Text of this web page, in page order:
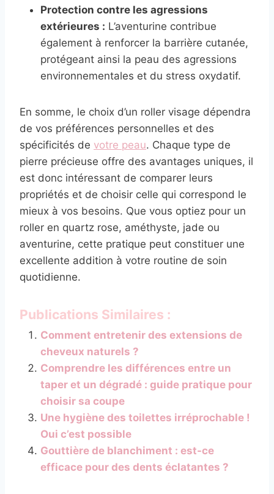
Protection contre les agressions
extérieures : L’aventurine contribue
également à renforcer la barrière cutanée,
protégeant ainsi la peau des agressions
environnementales et du stress oxydatif.
En somme, le choix d’un roller visage dépendra
de vos préférences personnelles et des
spécificités de votre peau. Chaque type de
pierre précieuse offre des avantages uniques, il
est donc intéressant de comparer leurs
propriétés et de choisir celle qui correspond le
mieux à vos besoins. Que vous optiez pour un
roller en quartz rose, améthyste, jade ou
aventurine, cette pratique peut constituer une
excellente addition à votre routine de soin
quotidienne.
Publications Similaires :
Comment entretenir des extensions de
cheveux naturels ?
Comprendre les différences entre un
taper et un dégradé : guide pratique pour
choisir sa coupe
Une hygiène des toilettes irréprochable !
Oui c’est possible
Gouttière de blanchiment : est-ce
efficace pour des dents éclatantes ?